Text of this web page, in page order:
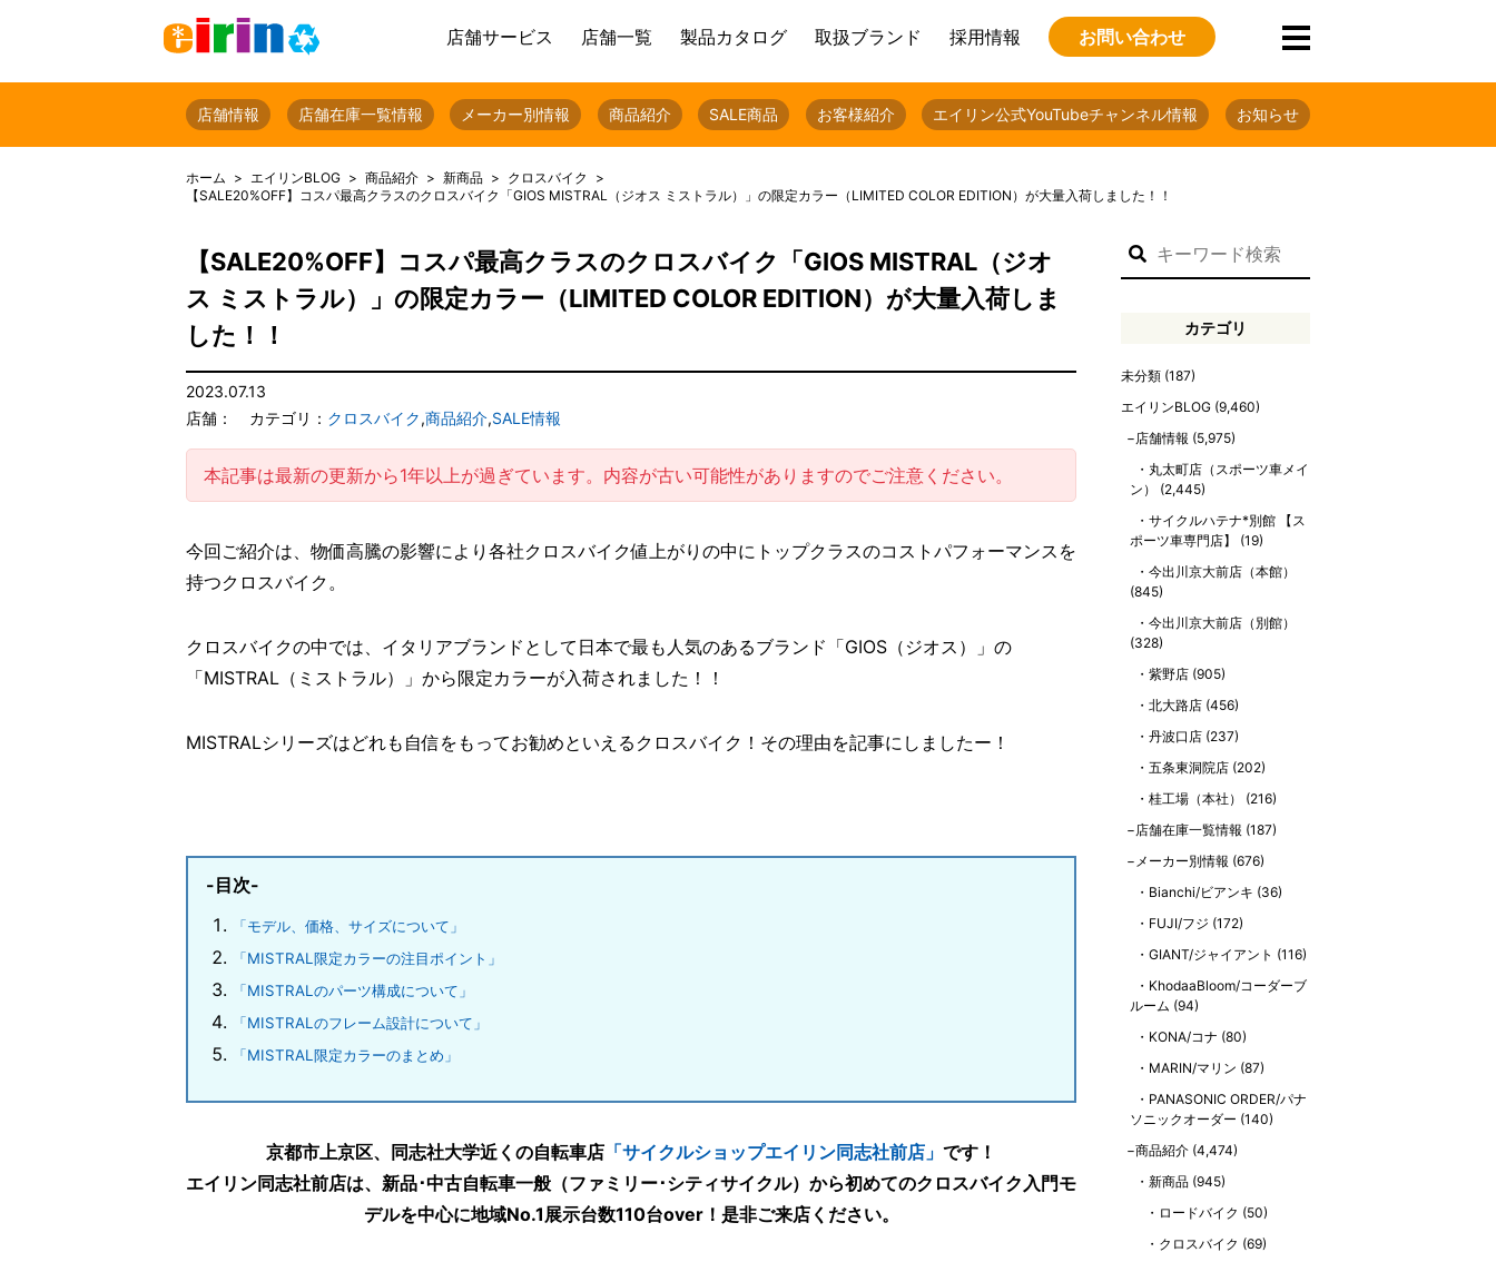
店舗サービス 店舗一覧 製品カタログ 取扱ブランド 採用情報 お問い合わせ
店舗情報 店舗在庫一覧情報 メーカー別情報 商品紹介 SALE商品 お客様紹介 エイリン公式YouTubeチャンネル情報 お知らせ
ホーム エイリンBLOG 商品紹介 新商品
クロスバイク
【SALE20%OFF】コスパ最高クラスのクロスバイク「GIOS MISTRAL（ジオス ミストラル）」の限定カラー（LIMITED COLOR EDITION）が大量入荷しました！！
【SALE20%OFF】コスパ最高クラスのクロスバイク「GIOS MISTRAL（ジオ
ス ミストラル）」の限定カラー（LIMITED COLOR EDITION）が大量入荷しま
した！！
2023.07.13
店舗：
カテゴリ： クロスバイク,商品紹介,SALE情報
本記事は最新の更新から1年以上が過ぎています。内容が古い可能性がありますのでご注意ください。
今回ご紹介は、物価高騰の影響により各社クロスバイク値上がりの中にトップクラスのコストパフォーマンスを
持つクロスバイク。
クロスバイクの中では、イタリアブランドとして日本で最も人気のあるブランド「GIOS（ジオス）」の
「MISTRAL（ミストラル）」から限定カラーが入荷されました！！
MISTRALシリーズはどれも自信をもってお勧めといえるクロスバイク！その理由を記事にしましたー！
-目次-
「モデル、価格、サイズについて」
「MISTRAL限定カラーの注目ポイント」
「MISTRALのパーツ構成について」
「MISTRALのフレーム設計について」
「MISTRAL限定カラーのまとめ」
京都市上京区、同志社大学近くの自転車店 「サイクルショップエイリン同志社前店」 です！
エイリン同志社前店は、新品･中古自転車一般（ファミリー･シティサイクル）から初めてのクロスバイク入門モ
デルを中心に地域No.1展示台数110台over！是非ご来店ください。
カテゴリ
未分類 (187)
エイリンBLOG (9,460)
店舗情報 (5,975)
丸太町店（スポーツ車メイ
ン）
(2,445)
サイクルハテナ*別館 【ス
ポーツ車専門店】
(19)
今出川京大前店（本館）
(845)
今出川京大前店（別館）
(328)
紫野店 (905)
北大路店 (456)
丹波口店 (237)
五条東洞院店 (202)
桂工場（本社）
(216)
店舗在庫一覧情報 (187)
メーカー別情報 (676)
Bianchi/ビアンキ (36)
FUJI/フジ (172)
GIANT/ジャイアント (116)
KhodaaBloom/コーダーブ
ルーム (94)
KONA/コナ (80)
MARIN/マリン (87)
PANASONIC ORDER/パナ
ソニックオーダー (140)
商品紹介 (4,474)
新商品 (945)
ロードバイク (50)
クロスバイク (69)